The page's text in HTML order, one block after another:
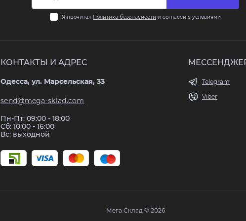
Я прочитал Политика безопасности и согласен с условиями
КОНТАКТЫ И АДРЕС
Одесса, ул. Марсельская, 33
send@mega-sklad.com
Пн-Пт: 09:00 - 18:00
Сб: 10:00 - 16:00
Вс: выходной
Telegram
Viber
Мега Склад © 2026